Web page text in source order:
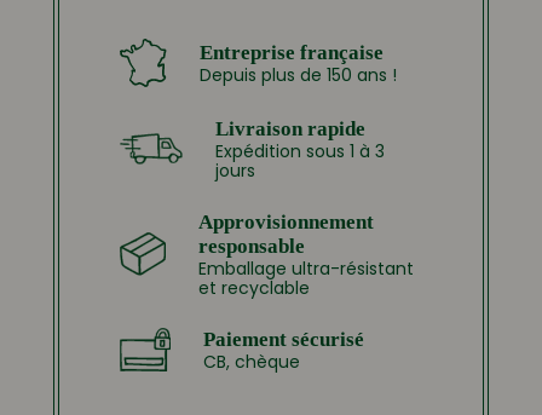
Entreprise française
Depuis plus de 150 ans !
Livraison rapide
Expédition sous 1 à 3
jours
Approvisionnement
responsable
Emballage ultra-résistant
et recyclable
Paiement sécurisé
CB, chèque